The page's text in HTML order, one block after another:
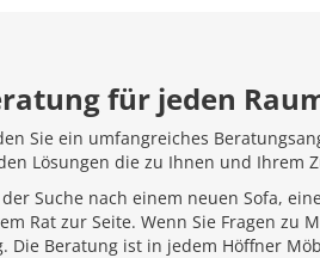
für jeden
Sie ein umfangreiches
Lösungen die zu Ihnen und Ihrem
der Suche nach einem neuen Sofa,
Rat zur Seite. Wenn Sie Fragen
Die Beratung ist in jedem Höffner